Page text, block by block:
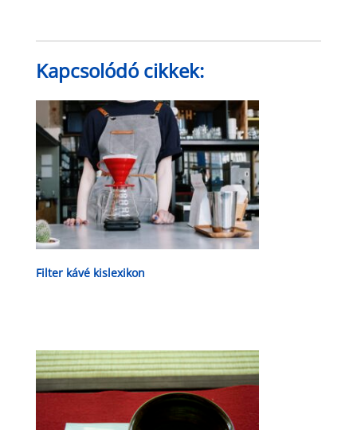
Kapcsolódó cikkek:
Filter kávé kislexikon